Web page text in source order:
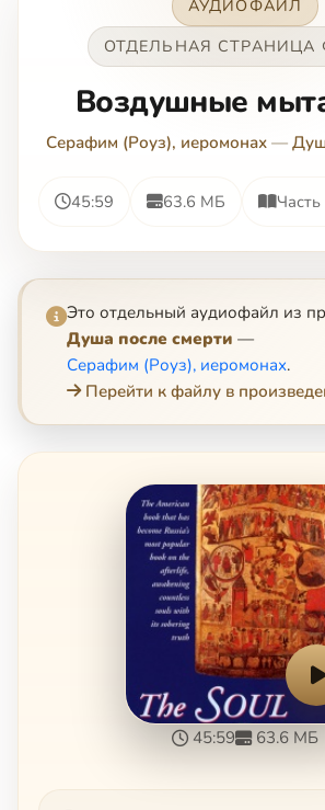
АУДИОФАЙЛ
ОТДЕЛЬНАЯ СТРАНИЦА
Воздушные
Серафим (Роуз), иеромонах—
45:59 63.6 МБ
Это отдельный аудиофайл из
Душа после смерти —
Серафим (Роуз), иеромонах.
Перейти к файлу в
45:59 63.6 МБ